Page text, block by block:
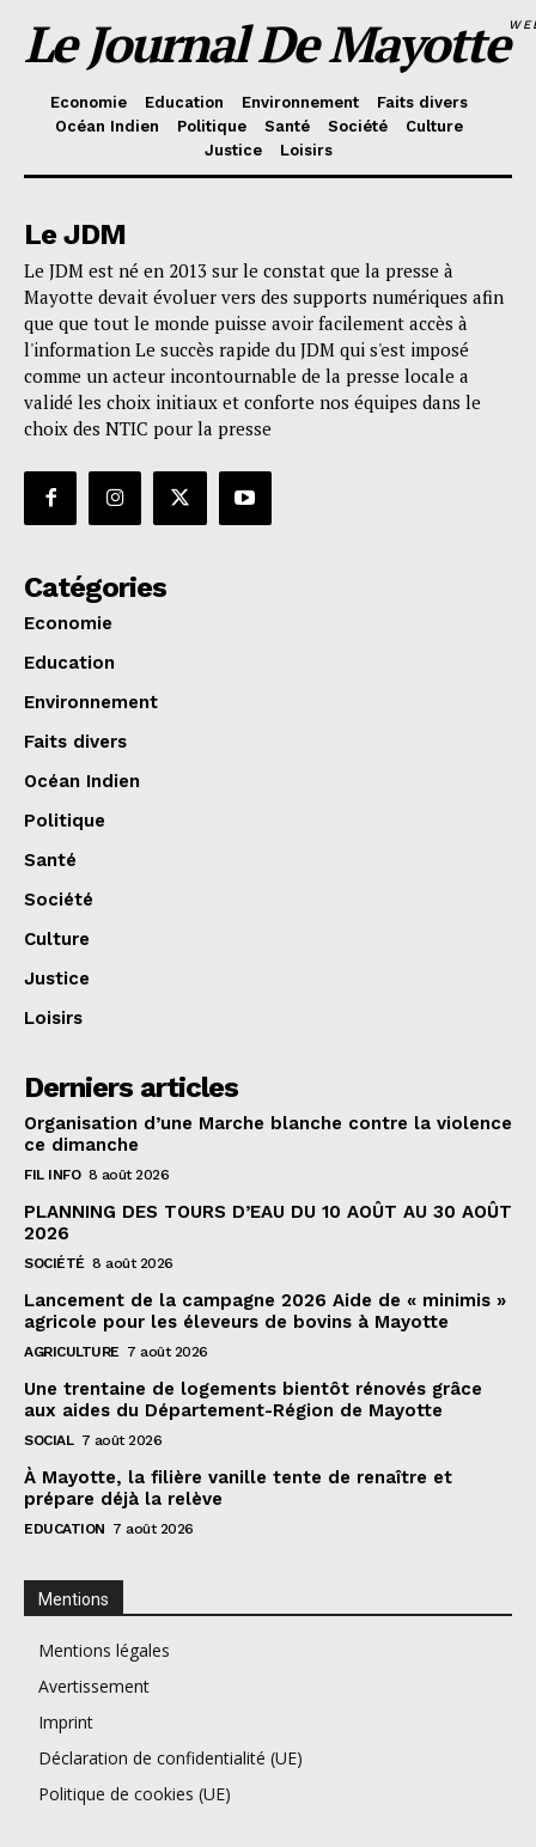
Le Journal De Mayotte
Economie Education Environnement
Faits divers
Océan Indien
Politique Santé Société
Culture
Justice
Loisirs
Le JDM
Le JDM est né en 2013 sur le constat que la presse à
Mayotte devait évoluer vers des supports numériques afin
que que tout le monde puisse avoir facilement accès à
l'information Le succès rapide du JDM qui s'est imposé
comme un acteur incontournable de la presse locale a
validé les choix initiaux et conforte nos équipes dans le
choix des NTIC pour la presse
Catégories
Economie
Education
Environnement
Faits divers
Océan Indien
Politique
Santé
Société
Culture
Justice
Loisirs
Derniers articles
Organisation d’une Marche blanche contre la violence
ce dimanche
FIL INFO 8 août 2026
PLANNING DES TOURS D’EAU DU 10 AOÛT AU 30 AOÛT
2026
SOCIÉTÉ 8 août 2026
Lancement de la campagne 2026 Aide de « minimis »
agricole pour les éleveurs de bovins à Mayotte
AGRICULTURE 7 août 2026
Une trentaine de logements bientôt rénovés grâce
aux aides du Département-Région de Mayotte
SOCIAL 7 août 2026
À Mayotte, la filière vanille tente de renaître et
prépare déjà la relève
EDUCATION 7 août 2026
Mentions
Mentions légales
Avertissement
Imprint
Déclaration de confidentialité (UE)
Politique de cookies (UE)